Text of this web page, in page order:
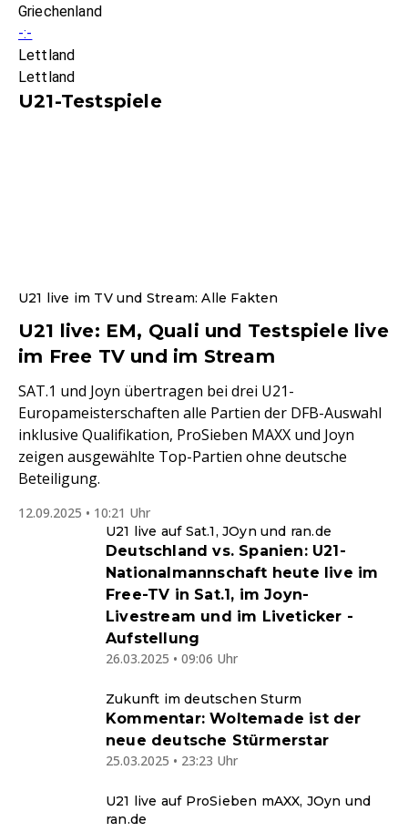
Griechenland
-:-
Lettland
Lettland
U21-Testspiele
U21 live im TV und Stream: Alle Fakten
U21 live: EM, Quali und Testspiele live
im Free TV und im Stream
SAT.1 und Joyn übertragen bei drei U21-
Europameisterschaften alle Partien der DFB-Auswahl
inklusive Qualifikation, ProSieben MAXX und Joyn
zeigen ausgewählte Top-Partien ohne deutsche
Beteiligung.
12.09.2025 • 10:21 Uhr
U21 live auf Sat.1, JOyn und ran.de
Deutschland vs. Spanien: U21-
Nationalmannschaft heute live im
Free-TV in Sat.1, im Joyn-
Livestream und im Liveticker -
Aufstellung
26.03.2025 • 09:06 Uhr
Zukunft im deutschen Sturm
Kommentar: Woltemade ist der
neue deutsche Stürmerstar
25.03.2025 • 23:23 Uhr
U21 live auf ProSieben mAXX, JOyn und
ran.de